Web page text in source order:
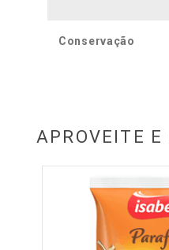
Conservação
APROVEITE